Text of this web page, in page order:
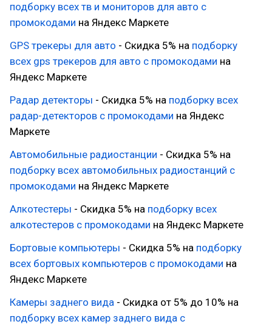
подборку всех тв и мониторов для авто с
промокодами на Яндекс Маркете
GPS трекеры для авто - Скидка 5% на подборку
всех gps трекеров для авто с промокодами на
Яндекс Маркете
Радар детекторы - Скидка 5% на подборку всех
радар-детекторов с промокодами на Яндекс
Маркете
Автомобильные радиостанции - Скидка 5% на
подборку всех автомобильных радиостанций с
промокодами на Яндекс Маркете
Алкотестеры - Скидка 5% на подборку всех
алкотестеров с промокодами на Яндекс Маркете
Бортовые компьютеры - Скидка 5% на подборку
всех бортовых компьютеров с промокодами на
Яндекс Маркете
Камеры заднего вида - Скидка от 5% до 10% на
подборку всех камер заднего вида с